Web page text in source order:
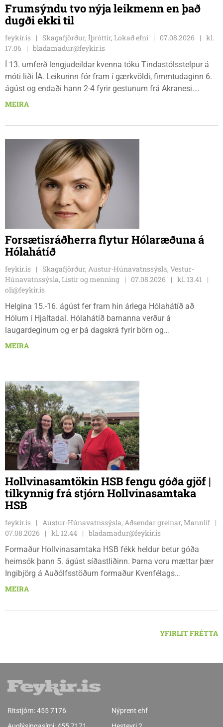
Frumsýndu tvo nýja leikmenn en það
dugði ekki til
feykir.is Skagafjörður, Íþróttir, Lokað efni 07.08.2026
kl.
17.06
bladamadur@feykir.is
Í 13. umferð lengjudeildar kvenna tóku Tindastólsstelpur á
móti liði ÍA. Leikurinn fór fram í gærkvöldi, fimmtudaginn 6.
ágúst og endaði hann 2-4 fyrir gestunum frá Akranesi.
Tindastólsliðið frumsýndi tvo nýja leikmenn en þær dönsku
tvíburar.
MEIRA
Forsætisráðherra flytur Hólaræðuna á
Hólahátíð
feykir.is
Skagafjörður, Austur-Húnavatnssýsla, Vestur-
Húnavatnssýsla, Listir og menning
07.08.2026
kl. 13.41
oli@feykir.is
Helgina 15.-16. ágúst fer fram hin árlega Hólahátíð að
Hólum í Hjaltadal. Hólahátíð barnanna verður á
laugardeginum og er þá dagskrá fyrir börn og
fjölskyldur.Lydía Einarsdóttir svæðisstjóri æskulýðsmála og
MEIRA
Hollvinasamtökin HSB fengu góða gjöf |
tilkynnig frá stjórn Hollvinasamtaka
HSB
feykir.is
Austur-Húnavatnssýsla, Aðsendar greinar, Mannlíf
07.08.2026
kl. 12.44
bladamadur@feykir.is
Formaður Hollvinasamtaka HSB fékk heldur betur góða
heimsók þann 5. ágúst síðastliðinn. Þarna voru mættar þær
Ingibjörg á Auðólfsstöðum formaður Kvenfélags
Bólstaðarhlíðarhrepps og Guðrún á Auðkúlu formaður
gjafabréf að upphæð kr: 737.800 upp í kaup á
MEIRA
YFIRLIT FRÉTTA
Ritstjórn:455 7176
Nýprent ehf